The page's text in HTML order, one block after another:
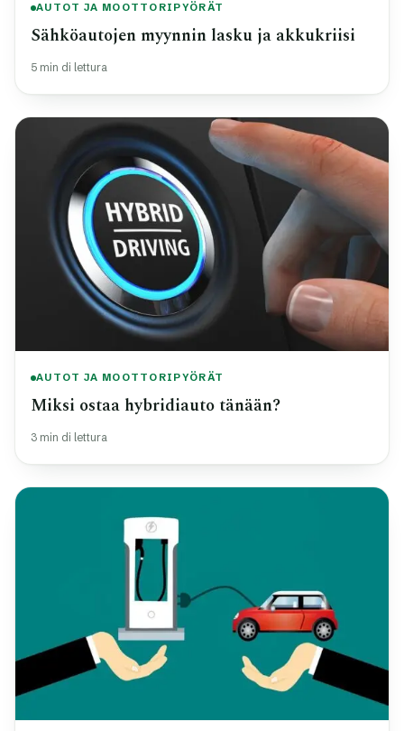
AUTOT JA MOOTTORIPYÖRÄT
Sähköautojen myynnin lasku ja akkukriisi
5 min di lettura
AUTOT JA MOOTTORIPYÖRÄT
Miksi ostaa hybridiauto tänään?
3 min di lettura